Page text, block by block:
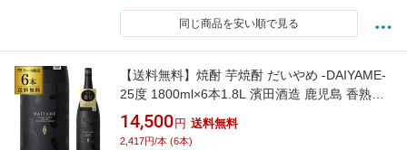
同じ商品を安い順で見る
【送料無料】焼酎 芋焼酎 だいやめ -DAIYAME-
25度 1800ml×6本1.8L 濱田酒造 鹿児島 香熟芋
黒麹 一升瓶 送料無料 金賞 IWSC 長S
14,500 円 送料無料
2,417円/本 (6本)